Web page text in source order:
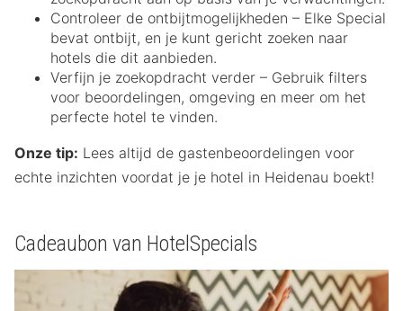
Controleer de ontbijtmogelijkheden – Elke Special
bevat ontbijt, en je kunt gericht zoeken naar
hotels die dit aanbieden.
Verfijn je zoekopdracht verder – Gebruik filters
voor beoordelingen, omgeving en meer om het
perfecte hotel te vinden.
Onze tip: Lees altijd de gastenbeoordelingen voor
echte inzichten voordat je je hotel in Heidenau boekt!
Cadeaubon van HotelSpecials